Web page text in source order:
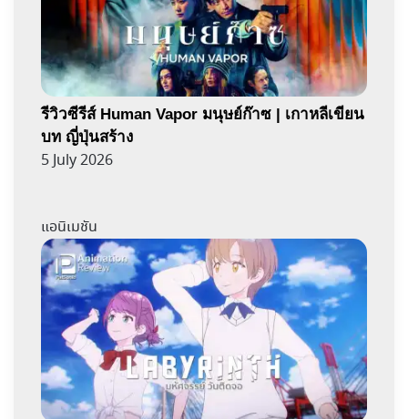
รีวิวซีรีส์ Human Vapor มนุษย์ก๊าซ | เกาหลีเขียน
บท ญี่ปุ่นสร้าง
5 July 2026
แอนิเมชัน